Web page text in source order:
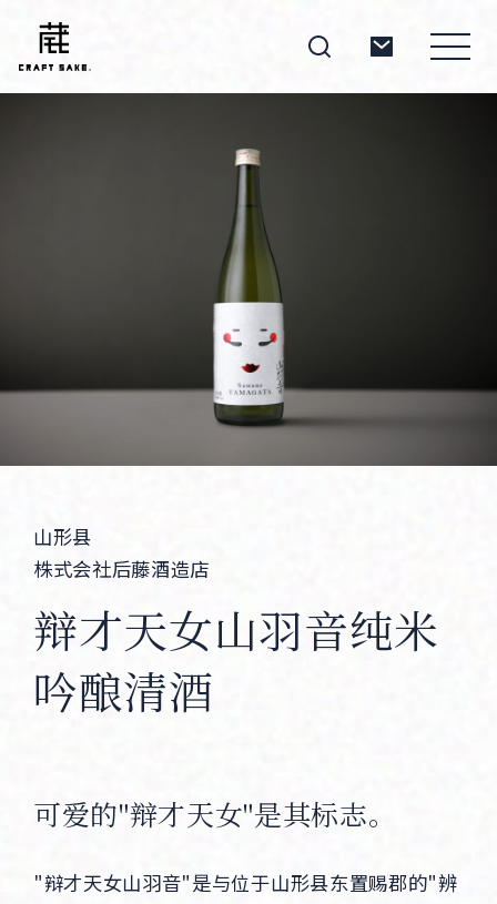
About
Products
Producers
Follow Us
山形县
株式会社后藤酒造店
辩才天女山羽音纯米
吟酿清酒
可爱的"辩才天女"是其标志。
"辩才天女山羽音"是与位于山形县东置赐郡的"辨